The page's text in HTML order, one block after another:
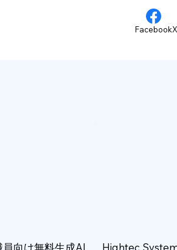
Facebook
向け無料生成AI
Hightec